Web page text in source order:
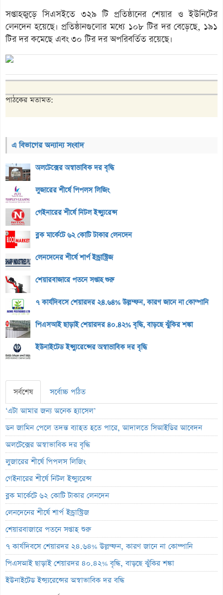
সপ্তাহজুড়ে সিএসইতে ৩২৯ টি প্রতিষ্ঠানের শেয়ার ও ইউনিটের
লেনদেন হয়েছে। প্রতিষ্ঠানগুলোর মধ্যে ১০৮ টির দর বেড়েছে, ১৯১
টির দর কমেছে এবং ৩০ টির দর অপরিবর্তিত রয়েছে।
পাঠকের মতামত:
এ বিভাগের অন্যান্য সংবাদ
অলটেক্সের অস্বাভাবিক দর বৃদ্ধি
লুজারের শীর্ষে পিপলস লিজিং
গেইনারের শীর্ষে নিটল ইন্স্যুরেন্স
ব্লক মার্কেটে ৬২ কোটি টাকার লেনদেন
লেনদেনের শীর্ষে শার্প ইন্ড্রাস্ট্রিজ
শেয়ারবাজারে পতনে সপ্তাহ শুরু
৭ কার্যদিবসে শেয়ারদর ২৪.৬৪% উল্লম্ফন, কারণ জানে না কোম্পানি
পিএসআই ছাড়াই শেয়ারদর ৪০.৪২% বৃদ্ধি, বাড়ছে ঝুঁকির শঙ্কা
ইউনাইটেড ইন্স্যুরেন্সের অস্বাভাবিক দর বৃদ্ধি
সর্বশেষ
সর্বোচ্চ পঠিত
‘এটা আমার জন্য অনেক হ্যাসেল’
ডন জামিন পেলে তদন্ত ব্যাহত হতে পারে, আদালতে সিআইডির আবেদন
অলটেক্সের অস্বাভাবিক দর বৃদ্ধি
লুজারের শীর্ষে পিপলস লিজিং
গেইনারের শীর্ষে নিটল ইন্স্যুরেন্স
ব্লক মার্কেটে ৬২ কোটি টাকার লেনদেন
লেনদেনের শীর্ষে শার্প ইন্ড্রাস্ট্রিজ
শেয়ারবাজারে পতনে সপ্তাহ শুরু
৭ কার্যদিবসে শেয়ারদর ২৪.৬৪% উল্লম্ফন, কারণ জানে না কোম্পানি
পিএসআই ছাড়াই শেয়ারদর ৪০.৪২% বৃদ্ধি, বাড়ছে ঝুঁকির শঙ্কা
ইউনাইটেড ইন্স্যুরেন্সের অস্বাভাবিক দর বৃদ্ধি